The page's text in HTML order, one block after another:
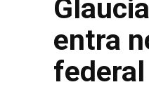
entra
federal